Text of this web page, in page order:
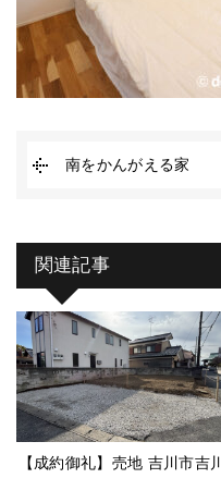
南をかんがえる家
関連記事
【成約御礼】売地 吉川市吉川